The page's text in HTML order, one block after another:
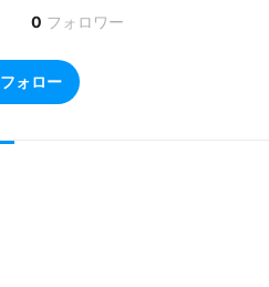
0 フォロワー
フォロー